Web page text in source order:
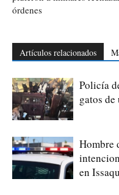
órdenes
Artículos relacionados
Policía
gatos
Hombre
en